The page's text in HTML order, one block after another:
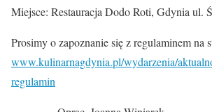
Miejsce: Restauracja Dodo Roti, Gdynia ul.
Prosimy o zapoznanie się z regulaminem na
www.kulinarnagdynia.pl/wydarzenia/
regulamin